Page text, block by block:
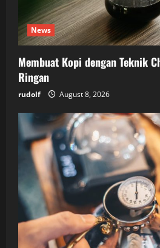
News
Membuat Kopi dengan Teknik
Ringan
rudolf August 8, 2026